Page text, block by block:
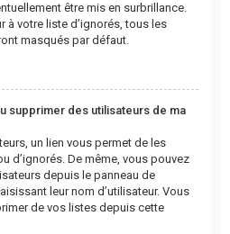
être mis en surbrillance.
à votre liste d’ignorés, tous les
masqués par défaut.
supprimer des utilisateurs de ma
un lien vous permet de les
d’ignorés. De même, vous pouvez
depuis le panneau de
leur nom d’utilisateur. Vous
de vos listes depuis cette